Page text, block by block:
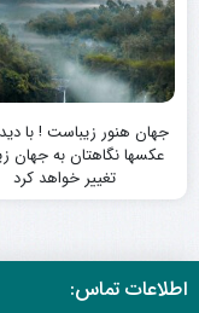
جهان هنور زیباست ! با
عکسها نگاهتان به جهان
تغییر خواهد کرد
اطلاعات تماس: